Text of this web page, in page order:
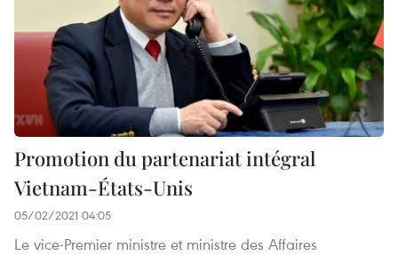
Promotion du partenariat intégral
Vietnam-États-Unis
05/02/2021 04:05
Le vice-Premier ministre et ministre des Affaires